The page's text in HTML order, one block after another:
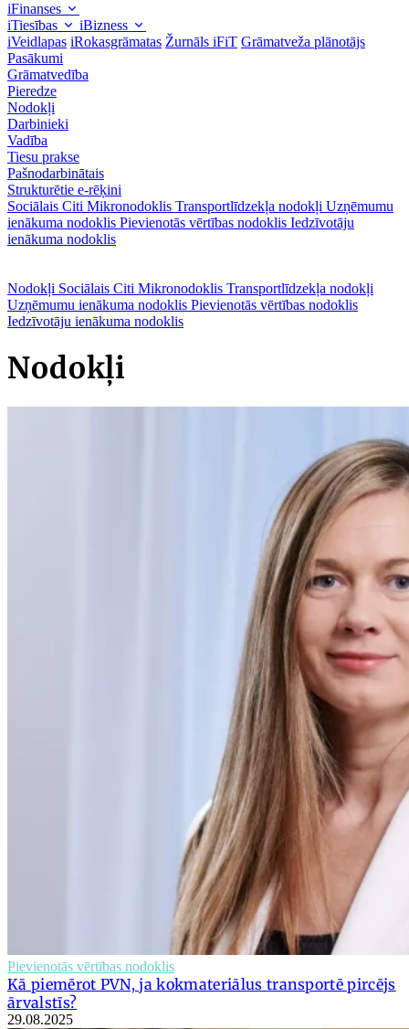
iFinanses
iTiesības
iBizness
iVeidlapas iRokasgrāmatas Žurnāls iFiT Grāmatveža plānotājs
Pasākumi
Grāmatvedība
Pieredze
Nodokļi
Darbinieki
Vadība
Tiesu prakse
Pašnodarbinātais
Strukturētie e-rēķini
Sociālais Citi Mikronodoklis Transportlīdzekļa nodokļi Uzņēmumu
ienākuma nodoklis Pievienotās vērtības nodoklis Iedzīvotāju
ienākuma nodoklis
Nodokļi Sociālais Citi Mikronodoklis Transportlīdzekļa nodokļi
Uzņēmumu ienākuma nodoklis Pievienotās vērtības nodoklis
Iedzīvotāju ienākuma nodoklis
Nodokļi
Pievienotās vērtības nodoklis
Kā piemērot PVN, ja kokmateriālus transportē pircējs
ārvalstīs?
29.08.2025